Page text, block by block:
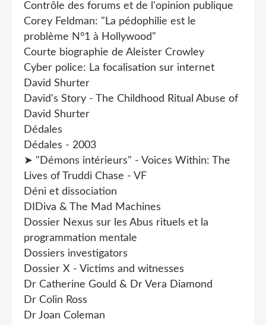
Contrôle des forums et de l'opinion publique
Corey Feldman: "La pédophilie est le
problème N°1 à Hollywood"
Courte biographie de Aleister Crowley
Cyber police: La focalisation sur internet
David Shurter
David's Story - The Childhood Ritual Abuse of
David Shurter
Dédales
Dédales - 2003
➤ "Démons intérieurs" - Voices Within: The
Lives of Truddi Chase - VF
Déni et dissociation
DIDiva & The Mad Machines
Dossier Nexus sur les Abus rituels et la
programmation mentale
Dossiers investigators
Dossier X - Victims and witnesses
Dr Catherine Gould & Dr Vera Diamond
Dr Colin Ross
Dr Joan Coleman